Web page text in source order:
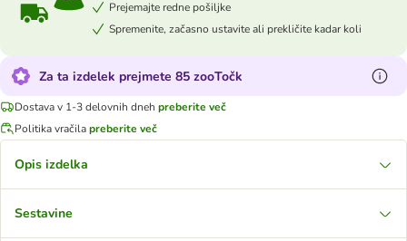
Prejemajte redne pošiljke
Spremenite, začasno ustavite ali prekličite kadar koli
Za ta izdelek prejmete 85 zooTočk
Dostava v 1-3 delovnih dneh preberite več
Politika vračilapreberite več
Opis izdelka
Sestavine